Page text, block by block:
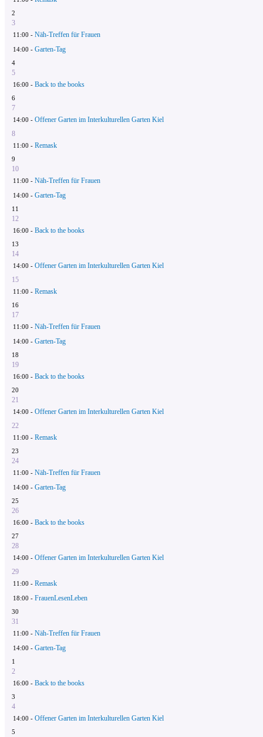
2
3
11:00 - Näh-Treffen für Frauen
14:00 - Garten-Tag
4
5
16:00 - Back to the books
6
7
14:00 - Offener Garten im Interkulturellen Garten Kiel
8
11:00 - Remask
9
10
11:00 - Näh-Treffen für Frauen
14:00 - Garten-Tag
11
12
16:00 - Back to the books
13
14
14:00 - Offener Garten im Interkulturellen Garten Kiel
15
11:00 - Remask
16
17
11:00 - Näh-Treffen für Frauen
14:00 - Garten-Tag
18
19
16:00 - Back to the books
20
21
14:00 - Offener Garten im Interkulturellen Garten Kiel
22
11:00 - Remask
23
24
11:00 - Näh-Treffen für Frauen
14:00 - Garten-Tag
25
26
16:00 - Back to the books
27
28
14:00 - Offener Garten im Interkulturellen Garten Kiel
29
11:00 - Remask
18:00 - FrauenLesenLeben
30
31
11:00 - Näh-Treffen für Frauen
14:00 - Garten-Tag
1
2
16:00 - Back to the books
3
4
14:00 - Offener Garten im Interkulturellen Garten Kiel
5